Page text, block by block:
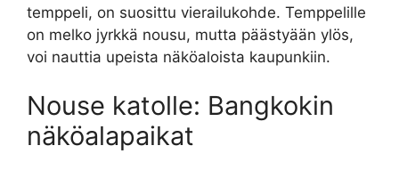
temppeli, on suosittu vierailukohde. Temppelille
on melko jyrkkä nousu, mutta päästyään ylös,
voi nauttia upeista näköaloista kaupunkiin.
Nouse katolle: Bangkokin
näköalapaikat